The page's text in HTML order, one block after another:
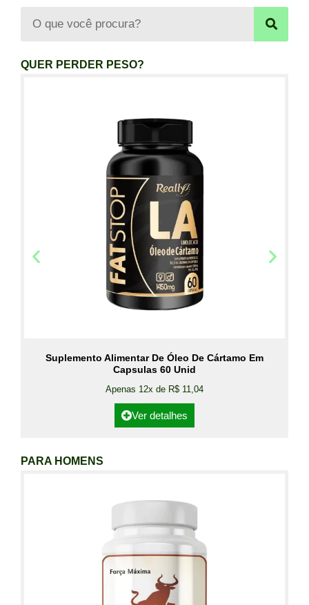
QUER PERDER PESO?
Suplemento Alimentar De Óleo De Cártamo Em
Capsulas 60 Unid
Apenas 12x de R$ 11,04
Ver detalhes
PARA HOMENS